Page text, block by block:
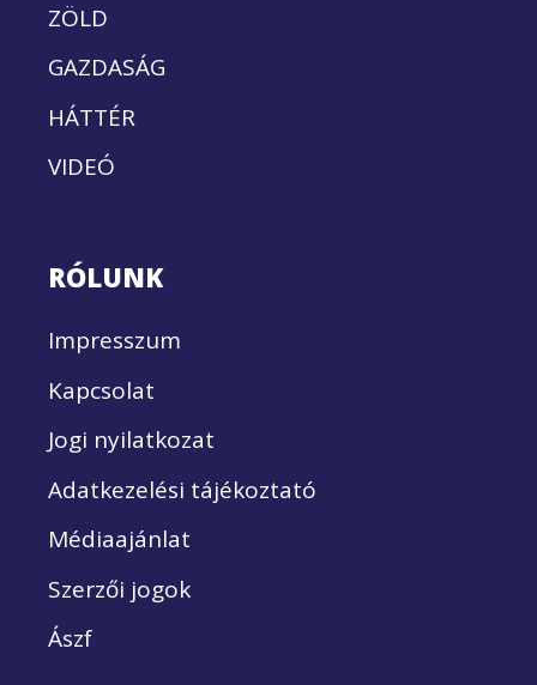
ZÖLD
GAZDASÁG
HÁTTÉR
VIDEÓ
RÓLUNK
Impresszum
Kapcsolat
Jogi nyilatkozat
Adatkezelési tájékoztató
Médiaajánlat
Szerzői jogok
Ászf